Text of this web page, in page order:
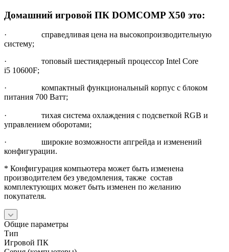
Домашний игровой ПК DOMCOMP X50 это:
· справедливая цена на высокопроизводительную
систему;
· топовый шестиядерный процессор Intel Core
i5 10600F;
· компактный функциональный корпус с блоком
питания 700 Ватт;
· тихая система охлаждения с подсветкой RGB и
управлением оборотами;
· широкие возможности апгрейда и изменений
конфигурации.
* Конфигурация компьютера может быть изменена
производителем без уведомления, также состав
комплектующих может быть изменен по желанию
покупателя.
Общие параметры
Тип
Игровой ПК